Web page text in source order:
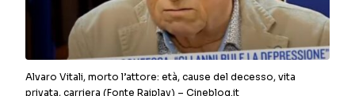
Alvaro Vitali, morto l’attore: età, cause del decesso, vita
privata, carriera (Fonte Raiplay) – Cineblog.it